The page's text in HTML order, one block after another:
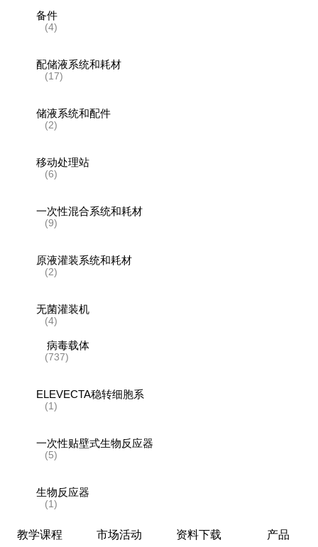
备件
(4)
配储液系统和耗材
(17)
储液系统和配件
(2)
移动处理站
(6)
一次性混合系统和耗材
(9)
原液灌装系统和耗材
(2)
无菌灌装机
(4)
病毒载体
(737)
ELEVECTA稳转细胞系
(1)
一次性贴壁式生物反应器
(5)
生物反应器
(1)
层析系统和层析柱
教学课程 市场活动 资料下载 产品